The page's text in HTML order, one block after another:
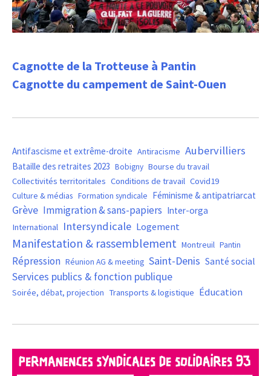
Cagnotte de la Trotteuse à Pantin
Cagnotte du campement de Saint-Ouen
Antifascisme et extrême-droite Antiracisme Aubervilliers
Bataille des retraites 2023 Bobigny Bourse du travail
Collectivités territoritales Conditions de travail Covid19
Culture & médias Formation syndicale Féminisme & antipatriarcat
Grève Immigration & sans-papiers Inter-orga
International Intersyndicale Logement
Manifestation & rassemblement Montreuil Pantin
Répression Réunion AG & meeting Saint-Denis Santé social
Services publics & fonction publique
Soirée, débat, projection Transports & logistique Éducation